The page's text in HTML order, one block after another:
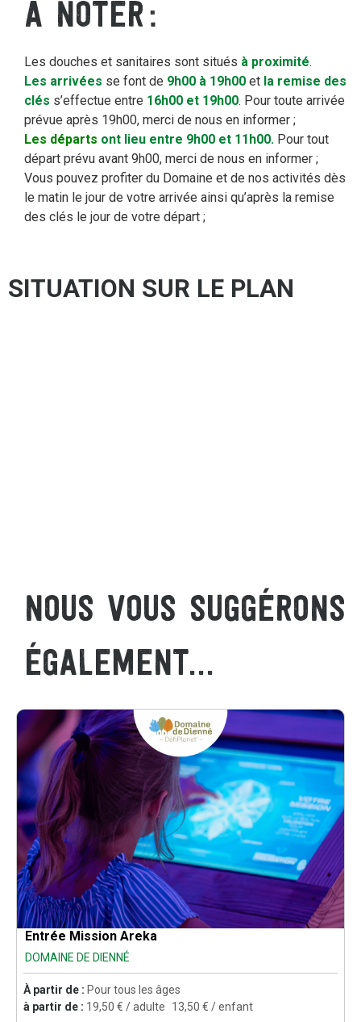
À NOTER
Les douches et sanitaires sont situés à proximité.
Les arrivées se font de 9h00 à 19h00 et la remise des
clés s’effectue entre 16h00 et 19h00. Pour toute arrivée
prévue après 19h00, merci de nous en informer ;
Les départs ont lieu entre 9h00 et 11h00. Pour tout
départ prévu avant 9h00, merci de nous en informer ;
Vous pouvez profiter du Domaine et de nos activités dès
le matin le jour de votre arrivée ainsi qu’après la remise
des clés le jour de votre départ ;
SITUATION SUR LE PLAN
NOUS VOUS SUGGÉRONS
ÉGALEMENT...
Entrée Mission Areka
DOMAINE DE DIENNÉ
À partir de : Pour tous les âges
à partir de : 19,50 € / adulte 13,50 € / enfant